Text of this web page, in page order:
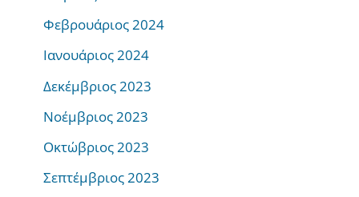
Φεβρουάριος 2024
Ιανουάριος 2024
Δεκέμβριος 2023
Νοέμβριος 2023
Οκτώβριος 2023
Σεπτέμβριος 2023